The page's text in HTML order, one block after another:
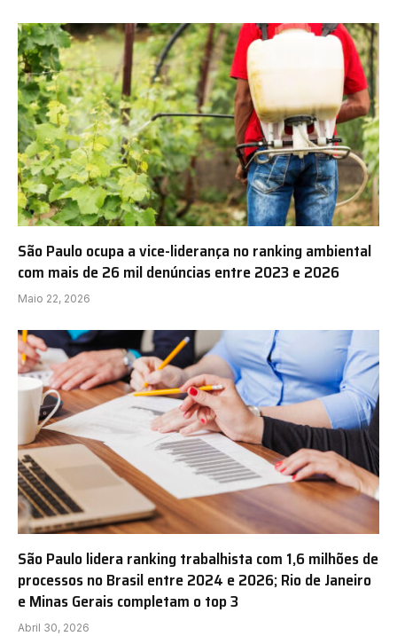
São Paulo ocupa a vice-liderança no ranking ambiental
com mais de 26 mil denúncias entre 2023 e 2026
Maio 22, 2026
São Paulo lidera ranking trabalhista com 1,6 milhões de
processos no Brasil entre 2024 e 2026; Rio de Janeiro
e Minas Gerais completam o top 3
Abril 30, 2026